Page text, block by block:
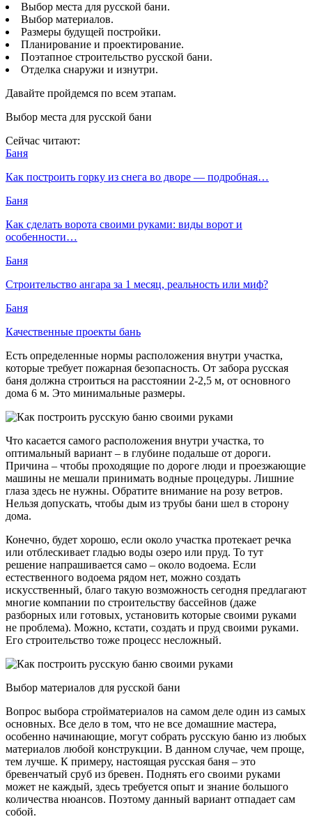
Выбор места для русской бани.
Выбор материалов.
Размеры будущей постройки.
Планирование и проектирование.
Поэтапное строительство русской бани.
Отделка снаружи и изнутри.
Давайте пройдемся по всем этапам.
Выбор места для русской бани
Сейчас читают:
Баня
Как построить горку из снега во дворе — подробная…
Баня
Как сделать ворота своими руками: виды ворот и
особенности…
Баня
Строительство ангара за 1 месяц, реальность или миф?
Баня
Качественные проекты бань
Есть определенные нормы расположения внутри участка,
которые требует пожарная безопасность. От забора русская
баня должна строиться на расстоянии 2-2,5 м, от основного
дома 6 м. Это минимальные размеры.
Что касается самого расположения внутри участка, то
оптимальный вариант – в глубине подальше от дороги.
Причина – чтобы проходящие по дороге люди и проезжающие
машины не мешали принимать водные процедуры. Лишние
глаза здесь не нужны. Обратите внимание на розу ветров.
Нельзя допускать, чтобы дым из трубы бани шел в сторону
дома.
Конечно, будет хорошо, если около участка протекает речка
или отблескивает гладью воды озеро или пруд. То тут
решение напрашивается само – около водоема. Если
естественного водоема рядом нет, можно создать
искусственный, благо такую возможность сегодня предлагают
многие компании по строительству бассейнов (даже
разборных или готовых, установить которые своими руками
не проблема). Можно, кстати, создать и пруд своими руками.
Его строительство тоже процесс несложный.
Выбор материалов для русской бани
Вопрос выбора стройматериалов на самом деле один из самых
основных. Все дело в том, что не все домашние мастера,
особенно начинающие, могут собрать русскую баню из любых
материалов любой конструкции. В данном случае, чем проще,
тем лучше. К примеру, настоящая русская баня – это
бревенчатый сруб из бревен. Поднять его своими руками
может не каждый, здесь требуется опыт и знание большого
количества нюансов. Поэтому данный вариант отпадает сам
собой.